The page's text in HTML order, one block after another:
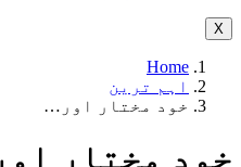
X
Home
اہم ترین
خود مختار اور…
خود مختار